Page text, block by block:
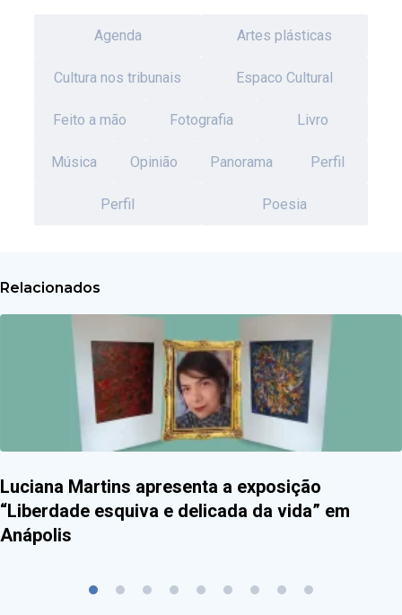
Agenda Artes plásticas
Cultura nos tribunais Espaco Cultural
Feito a mão Fotografia Livro
Música Opinião Panorama Perfil
Perfil Poesia
Relacionados
Luciana Martins apresenta a exposição
“Liberdade esquiva e delicada da vida” em
Anápolis